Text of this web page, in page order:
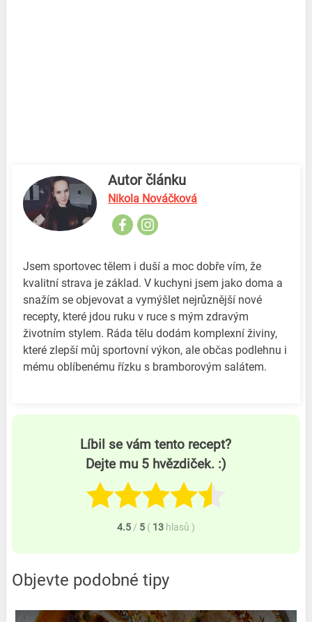
Autor článku
Nikola Nováčková
Jsem sportovec tělem i duší a moc dobře vím, že
kvalitní strava je základ. V kuchyni jsem jako doma a
snažím se objevovat a vymýšlet nejrůznější nové
recepty, které jdou ruku v ruce s mým zdravým
životním stylem. Ráda tělu dodám komplexní živiny,
které zlepší můj sportovní výkon, ale občas podlehnu i
mému oblíbenému řízku s bramborovým salátem.
Líbil se vám tento recept?
Dejte mu 5 hvězdiček. :)
4.5 / 5 ( 13 hlasů )
Objevte podobné tipy